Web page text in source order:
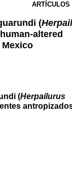
ARTÍCULOS
(
altered
(Herpailurus